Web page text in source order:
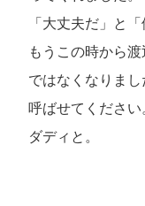
「大丈夫だ」と
もうこの時から
ではなくなりまし
呼ばせてください
ダディと。